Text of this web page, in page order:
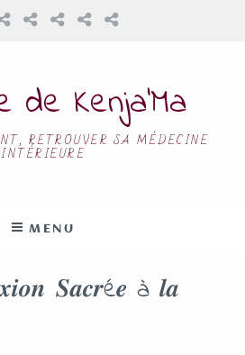
de Kenja’Ma
RETROUVER SA MÉDECINE
INTÉRIEURE
MENU
𝑺𝒂𝒄𝒓é𝒆 à 𝒍𝒂